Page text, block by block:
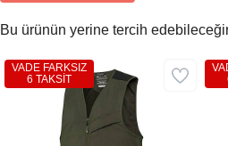
Bu ürünün yerine tercih
VADE FARKSIZ
6 TAKSİT